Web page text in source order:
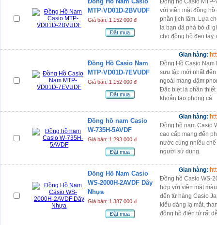
MTP-VD01D-2BVUDF
Giá bán: 1 152 000 đ
Đặt mua
Đồng hồ Casio
với viền mặt đồng hồ
phần lịch lãm. Lựa
là bạn đã phá bỏ đi
cho đồng hồ đeo tay,
Đồng Hồ Casio Nam
MTP-VD01D-7EVUDF
Giá bán: 1 152 000 đ
Đặt mua
Gian hàng:
Đồng Hồ Casio Nam
sưu tập mới nhất
ngoài mang đậm
Đặc biệt là phần
khoắn tạo phong cá
Đồng hồ nam Casio
W-735H-5AVDF
Giá bán: 1 293 000 đ
Đặt mua
Gian hàng:
Đồng hồ nam Casio
cao cấp mang đến
nước cùng nhiều
người sử dụng.
Đồng Hồ Nam Casio
WS-2000H-2AVDF Dây
Nhựa
Giá bán: 1 387 000 đ
Đặt mua
Gian hàng:
Đồng hồ Casio WS-
hợp với viền mặt
đến từ hàng Casio
kiểu dáng lạ mắt,
đồng hồ điện tử rất